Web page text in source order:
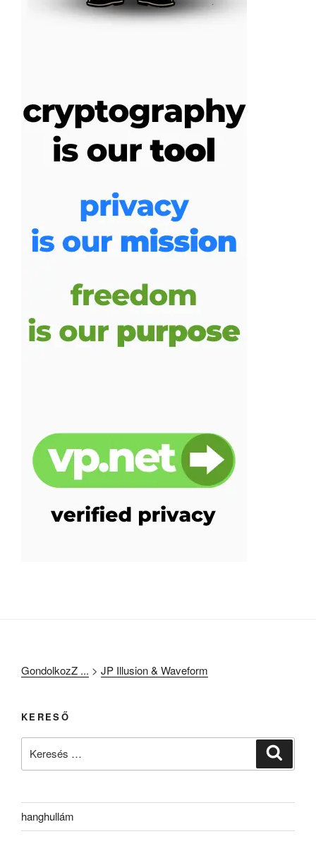
GondolkozZ ... > JP Illusion & Waveform
KERESŐ
hanghullám